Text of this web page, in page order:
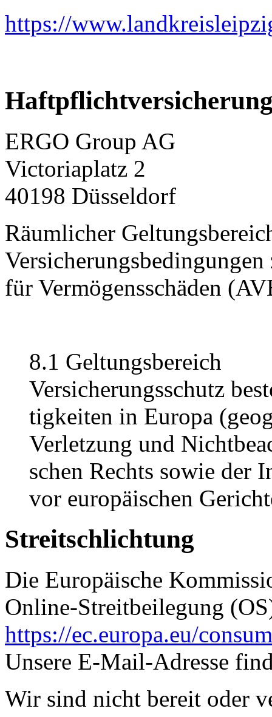
https://
ERGO Group AG
Victoriaplatz 2
40198 Düsseldorf
Räumlicher
für Vermögensschäden
8.1 Geltungsbereich
Versicherungsschutz
tigkeiten in Europa
Verletzung und
schen Rechts sowie der
vor europäischen
Streitschlichtung
Die Europäische
Online-Streitbeilegung
https://ec.europa.eu/
Unsere E-Mail-Adresse
Wir sind nicht bereit oder